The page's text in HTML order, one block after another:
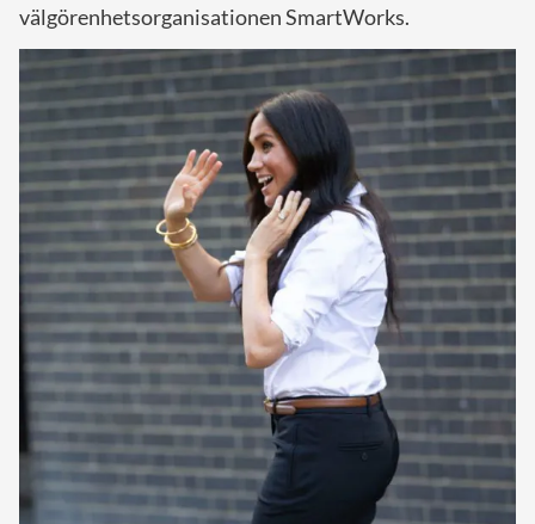
välgörenhetsorganisationen SmartWorks.